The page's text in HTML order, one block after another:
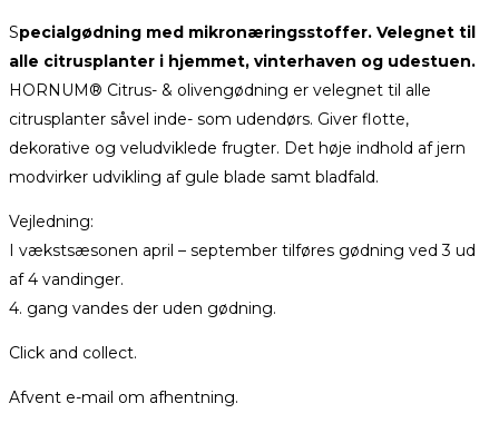
Specialgødning med mikronæringsstoffer. Velegnet til
alle citrusplanter i hjemmet, vinterhaven og udestuen.
HORNUM® Citrus- & olivengødning er velegnet til alle
citrusplanter såvel inde- som udendørs. Giver flotte,
dekorative og veludviklede frugter. Det høje indhold af jern
modvirker udvikling af gule blade samt bladfald.
Vejledning:
I vækstsæsonen april – september tilføres gødning ved 3 ud
af 4 vandinger.
4. gang vandes der uden gødning.
Click and collect.
Afvent e-mail om afhentning.